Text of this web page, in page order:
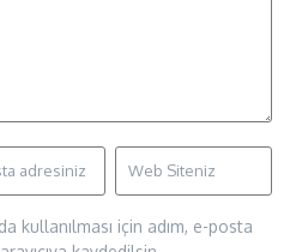
kullanılması için adım, e-posta